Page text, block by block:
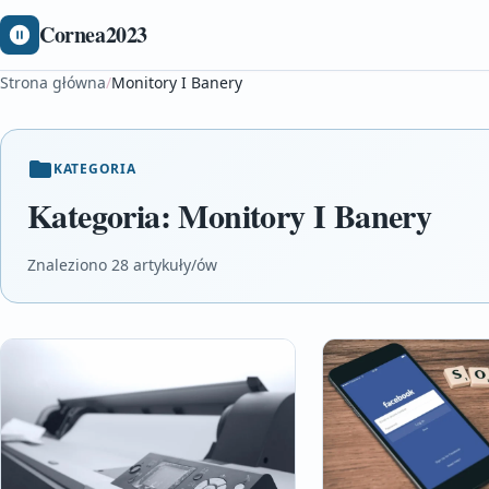
Cornea2023
Strona główna/Monitory I Banery
KATEGORIA
Kategoria:Monitory I Banery
Znaleziono 28 artykuły/ów